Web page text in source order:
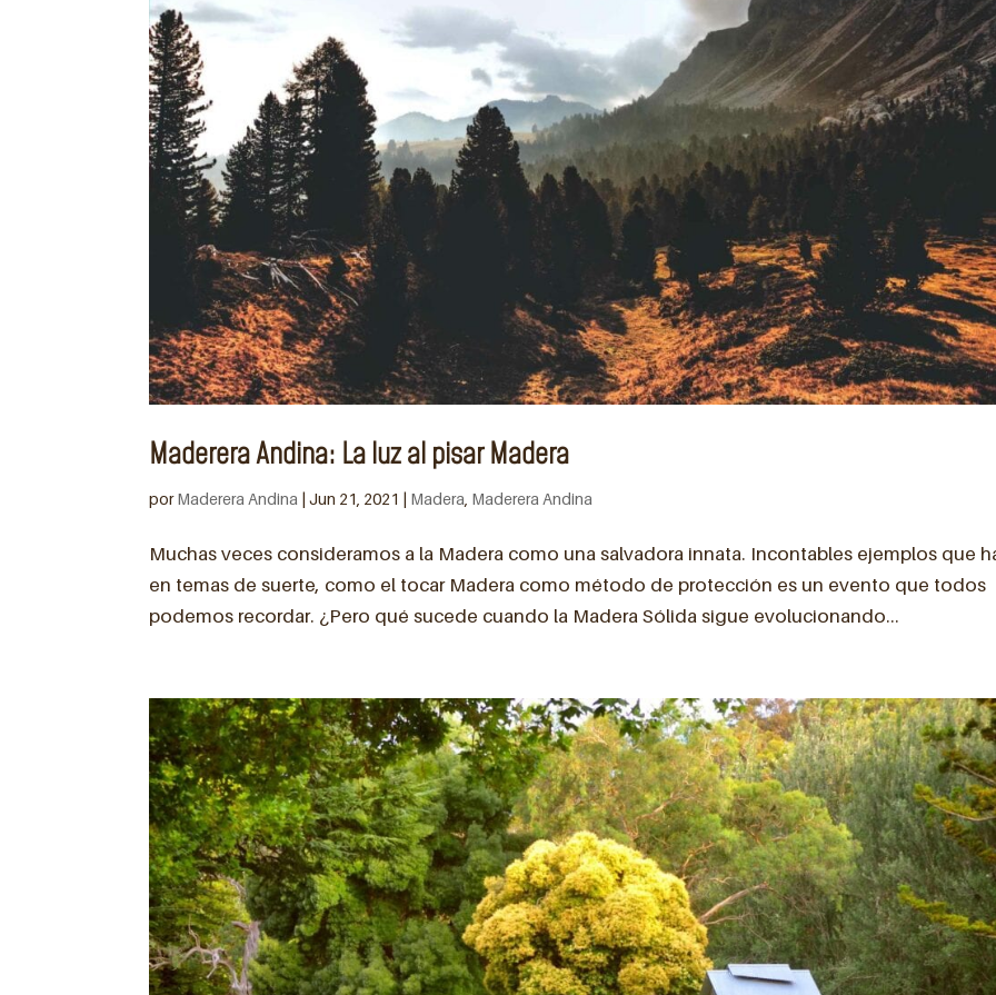
Maderera Andina: La luz al pisar Madera
porMaderera Andina |Jun 21, 2021 | Madera Maderera Andina
Muchas veces consideramos a la Madera como una salvadora innata. Incontables ejemplos que
en temas de suerte, como el tocar Madera como método de protección es un evento que todos
podemos recordar. ¿Pero qué sucede cuando la Madera Sólida sigue evolucionando...